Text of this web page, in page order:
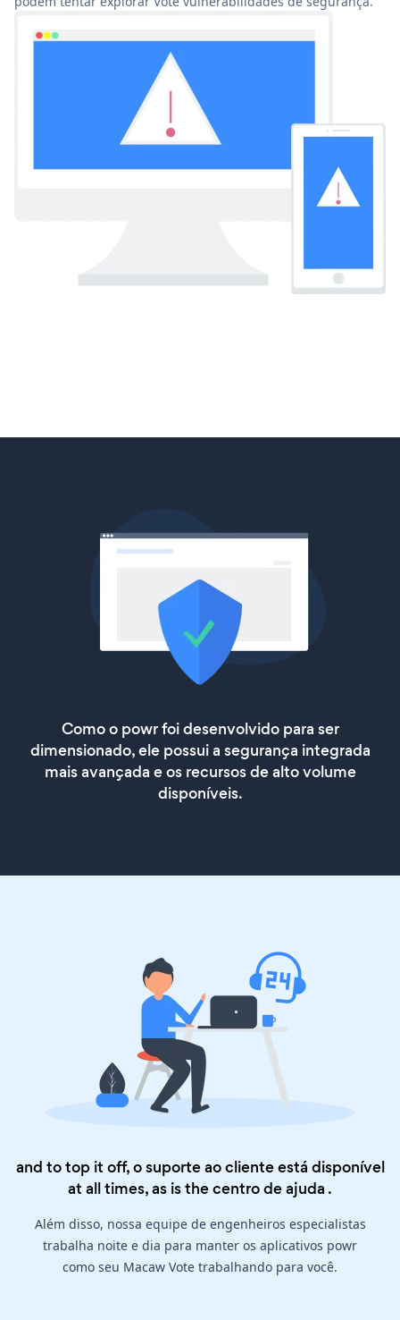
Como o powr foi desenvolvido para ser
dimensionado, ele possui a segurança integrada
mais avançada e os recursos de alto volume
disponíveis.
and to top it off, o suporte ao cliente está disponível
at all times, as is thecentro de ajuda .
Além disso, nossa equipe de engenheiros especialistas
trabalha noite e dia para manter os aplicativos powr
como seu Macaw Vote trabalhando para você.